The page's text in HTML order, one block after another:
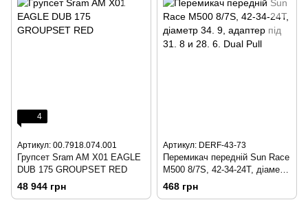
4
Артикул: 00.7918.074.001
Групсет Sram AM X01 EAGLE
DUB 175 GROUPSET RED
48 944 грн
Артикул: DERF-43-73
Перемикач передній Sun Race
M500 8/7S, 42-34-24T, діаметр
34. 9, адаптер під 31. 8 и 28.
6. Dual Pull
468 грн